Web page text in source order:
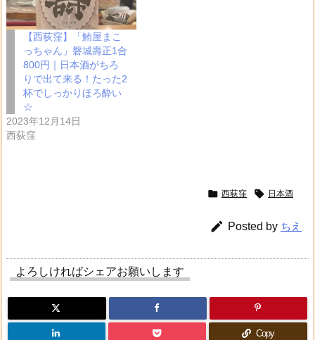
【西荻窪】「鮪屋まこ
っちゃん」磐城壽正1合
800円｜日本酒がちろ
りで出て来る！たった2
杯でしっかりほろ酔い
☆
2023年12月14日
西荻窪
 西荻窪  日本酒
 Posted by ちえ
よろしければシェアお願いします
Copy